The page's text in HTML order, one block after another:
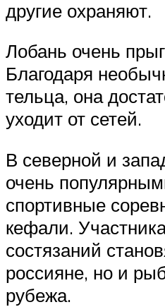
другие охраняют.
Лобань очень
Благодаря
тельца, она
уходит от сетей.
В северной и
очень
спортивные
кефали.
состязаний
россияне, но и
рубежа.